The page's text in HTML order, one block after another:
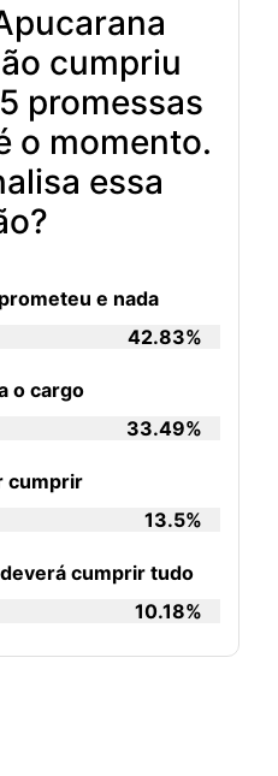
cumpriu
promessas
o momento.
essa
e nada
42.83%
o cargo
33.49%
cumprir
13.5%
cumprir tudo
10.18%